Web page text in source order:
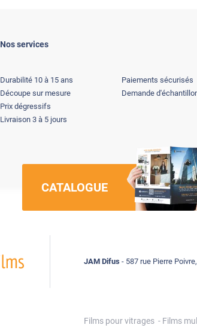
Nos services
Durabilité 10 à 15 ans
Découpe sur mesure
Prix dégressifs
Livraison 3 à 5 jours
Paiements sécurisés
Demande
CATALOGUE
JAM Difus - 587 rue Pierre
Films pour vitrages Films